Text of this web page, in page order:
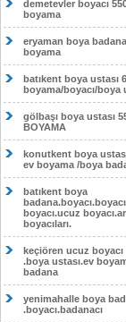
demetevler boyacı
boyama
eryaman boya
boyama
batıkent boya ustası
boyama/boyacı/boya
gölbaşı boya ustası
BOYAMA
konutkent boya
ev boyama /boya
batıkent boya
boyacı.ucuz
boyacıları.
keçiören ucuz boyacı
.boya ustası.ev
badana
yenimahalle boya
.boyacı.badanacı